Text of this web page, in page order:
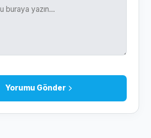
Yorumu Gönder